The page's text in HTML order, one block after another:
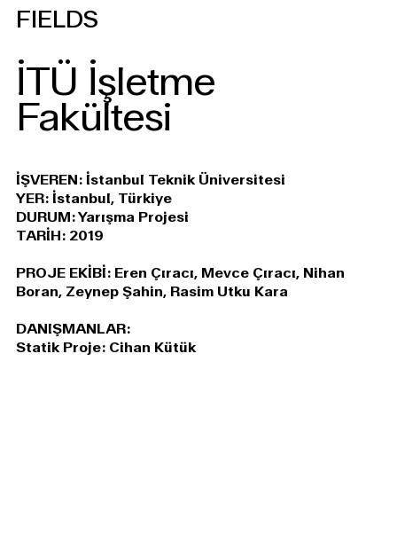
FIELDS
İTÜ İşletme
Fakültesi
İŞVEREN: İstanbul Teknik Üniversitesi
YER: İstanbul, Türkiye
DURUM: Yarışma Projesi
TARİH: 2019
PROJE EKİBİ: Eren Çıracı, Mevce Çıracı, Nihan
Boran, Zeynep Şahin, Rasim Utku Kara
DANIŞMANLAR:
Statik Proje: Cihan Kütük